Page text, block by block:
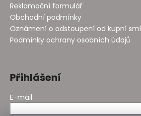
Reklamační formulář
Obchodní podmínky
Oznámení o odstoupení od kupní
Podmínky ochrany osobních údajů
Přihlášení
E-mail